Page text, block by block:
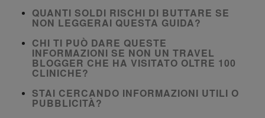
QUANTI SOLDI RISCHI DI BUTTARE SE
NON LEGGERAI QUESTA GUIDA?
CHI TI PUÒ DARE QUESTE
INFORMAZIONI SE NON UN TRAVEL
BLOGGER CHE HA VISITATO OLTRE 100
CLINICHE?
STAI CERCANDO INFORMAZIONI UTILI O
PUBBLICITÀ?